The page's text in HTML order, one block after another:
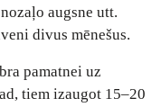
augsne utt.
divus mēnešus.
pamatnei uz
tiem izaugot 15–20